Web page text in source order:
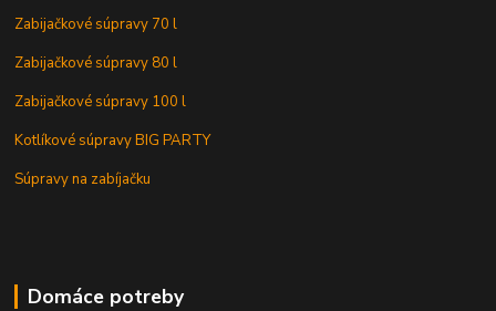
Zabijačkové súpravy 70 l
Zabijačkové súpravy 80 l
Zabijačkové súpravy 100 l
Kotlíkové súpravy BIG PARTY
Súpravy na zabíjačku
Domáce potreby